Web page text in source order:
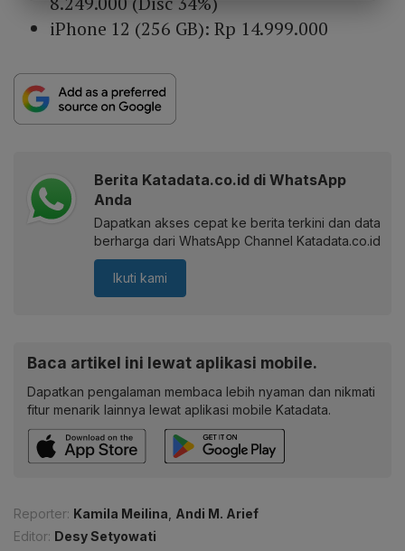
iPhone 12 (256 GB): Rp 14.999.000
Berita Katadata.co.id di WhatsApp
Anda
Dapatkan akses cepat ke berita terkini dan data
berharga dari WhatsApp Channel Katadata.co.id
Ikuti kami
Baca artikel ini lewat aplikasi mobile.
Dapatkan pengalaman membaca lebih nyaman dan nikmati
fitur menarik lainnya lewat aplikasi mobile Katadata.
Reporter: Kamila Meilina, Andi M. Arief
Editor: Desy Setyowati